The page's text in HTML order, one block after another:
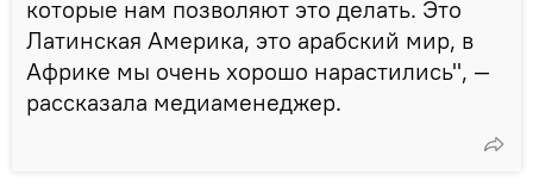
которые нам позволяют это делать. Это
Латинская Америка, это арабский мир, в
Африке мы очень хорошо нарастились", —
рассказала медиаменеджер.